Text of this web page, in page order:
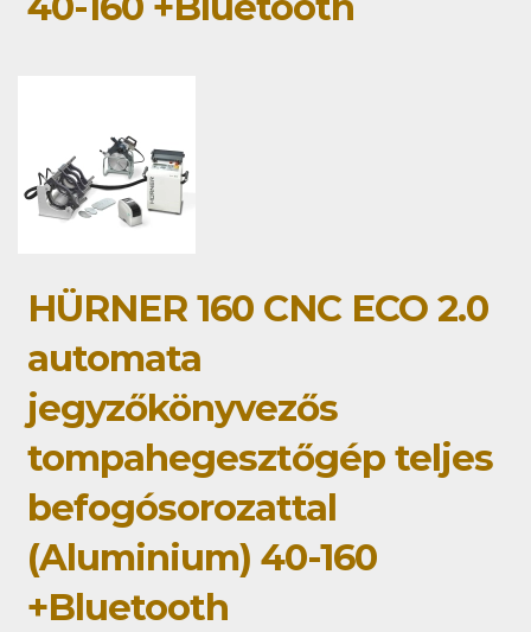
HÜRNER 160 CNC ECO 2.0
automata
jegyzőkönyvezős
tompahegesztőgép teljes
befogósorozattal
(Aluminium) 40-160
+Bluetooth